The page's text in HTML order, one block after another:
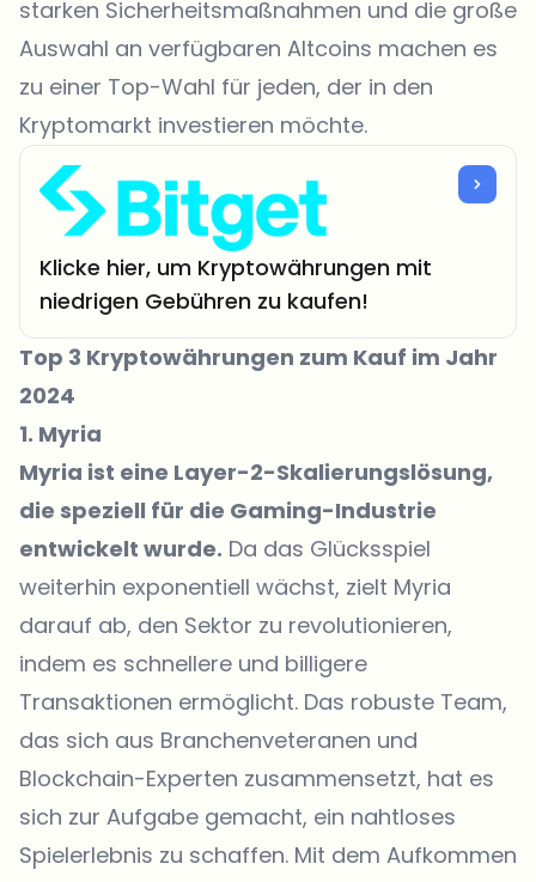
starken Sicherheitsmaßnahmen und die große
Auswahl an verfügbaren Altcoins machen es
zu einer Top-Wahl für jeden, der in den
Kryptomarkt investieren möchte.
Klicke hier, um Kryptowährungen mit
niedrigen Gebühren zu kaufen!
Top 3 Kryptowährungen zum Kauf im Jahr
2024
1. Myria
Myria ist eine Layer-2-Skalierungslösung,
die speziell für die Gaming-Industrie
entwickelt wurde. Da das Glücksspiel
weiterhin exponentiell wächst, zielt Myria
darauf ab, den Sektor zu revolutionieren,
indem es schnellere und billigere
Transaktionen ermöglicht. Das robuste Team,
das sich aus Branchenveteranen und
Blockchain-Experten zusammensetzt, hat es
sich zur Aufgabe gemacht, ein nahtloses
Spielerlebnis zu schaffen. Mit dem Aufkommen